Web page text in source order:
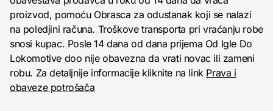
proizvod, pomoću Obrasca za odustanak koji se nalazi
na poledjini računa. Troškove transporta pri vraćanju robe
snosi kupac. Posle 14 dana od dana prijema Od Igle Do
Lokomotive doo nije obavezna da vrati novac ili zameni
robu. Za detaljnije informacije kliknite na link Prava i
obaveze potrošača